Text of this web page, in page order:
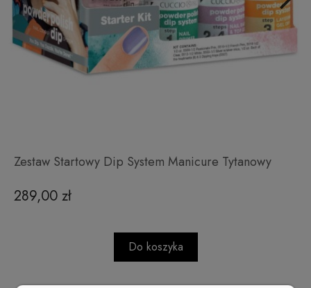
Zestaw Startowy Dip System Manicure Tytanowy
289,00 zł
Do koszyka